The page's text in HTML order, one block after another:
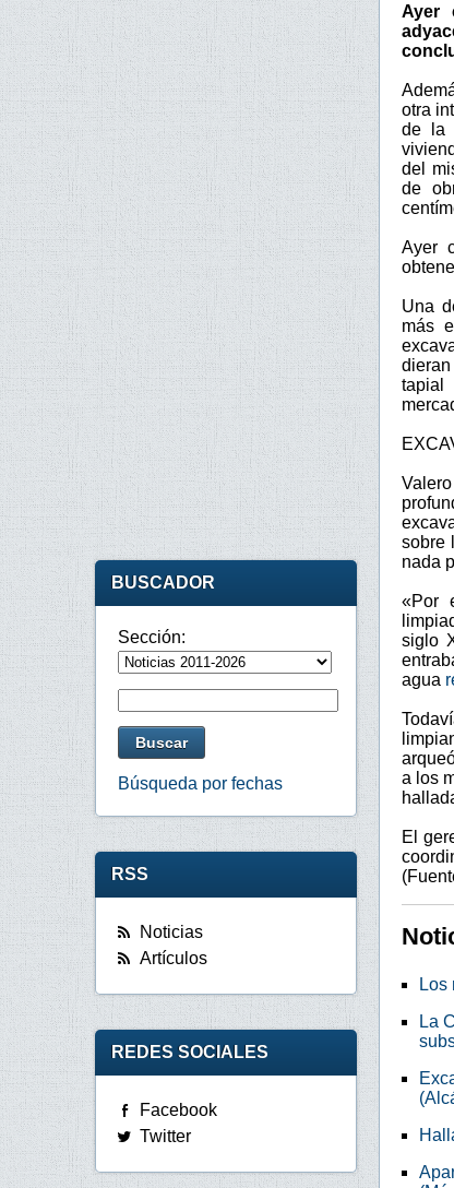
Ayer
otra
de la
del
de
Ayer
Una
más
tapial
sobre
nada
«Por
siglo
agua
a los
El
Los
La
BUSCADOR
Sección:
Búsqueda por fechas
RSS
Noticias
Artículos
REDES SOCIALES
Facebook
Twitter